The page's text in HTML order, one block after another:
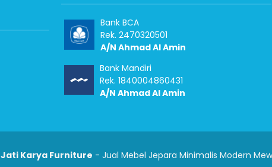
Bank BCA
Rek. 2470320501
A/N Ahmad Al Amin
Bank Mandiri
Rek. 1840004860431
A/N Ahmad Al Amin
Jati Karya Furniture - Jual Mebel Jepara Minimalis Modern